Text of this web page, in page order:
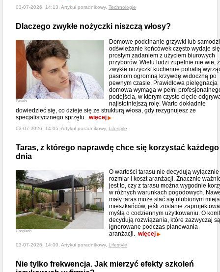
03-07-2026, 14:13, Artykuł poradnikowy, Technologie
Dlaczego zwykłe nożyczki niszczą włosy?
Pexels
Domowe podcinanie grzywki lub
odświeżanie końcówek często wydaje się
prostym zadaniem z użyciem biurowych
przyborów. Wielu ludzi zupełnie nie wie,
zwykłe nożyczki kuchenne potrafią
pasmom ogromną krzywdę widoczną po
pewnym czasie. Prawidłowa pielęgnacja
domowa wymaga w pełni
podejścia, w którym czyste cięcie
najistotniejszą rolę. Warto dokładnie
dowiedzieć się, co dzieje się ze strukturą włosa, gdy rezygnujesz ze
specjalistycznego sprzętu. więcej
03-07-2026, 14:05, Artykuł poradnikowy, Lifestyle
Taras, z którego naprawdę chce się korzystać każdego
dnia
Unsplash
O wartości tarasu nie decydują
rozmiar i koszt aranżacji. Znacznie
jest to, czy z tarasu można wygodnie
w różnych warunkach pogodowych.
mały taras może stać się ulubionym
mieszkańców, jeśli zostanie
myślą o codziennym użytkowaniu. O
decydują rozwiązania, które zazwyczaj są
ignorowane podczas planowania
aranżacji. więcej
03-07-2026, 14:00, Artykuł poradnikowy, Lifestyle
Nie tylko frekwencja. Jak mierzyć efekty szkoleń